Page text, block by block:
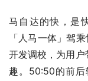
马自达的快，是
「人马一体」驾
开发调校，为用
趣。50:50的前